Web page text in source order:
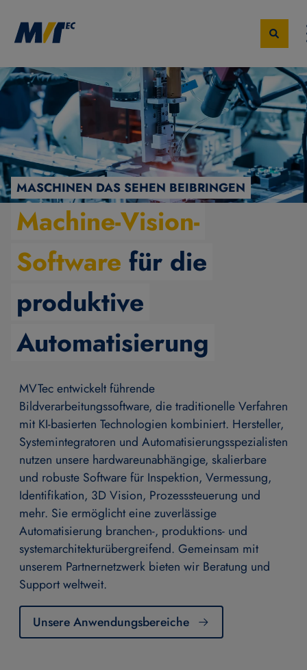
MASCHINEN DAS SEHEN BEIBRINGEN
Machine-Vision-
Software für die
produktive
Automatisierung
MVTec entwickelt führende
Bildverarbeitungssoftware, die traditionelle Verfahren
mit KI-basierten Technologien kombiniert. Hersteller,
Systemintegratoren und Automatisierungsspezialisten
nutzen unsere hardwareunabhängige, skalierbare
und robuste Software für Inspektion, Vermessung,
Identifikation, 3D Vision, Prozesssteuerung und
mehr. Sie ermöglicht eine zuverlässige
Automatisierung branchen-, produktions- und
systemarchitekturübergreifend. Gemeinsam mit
unserem Partnernetzwerk bieten wir Beratung und
Support weltweit.
Unsere Anwendungsbereiche